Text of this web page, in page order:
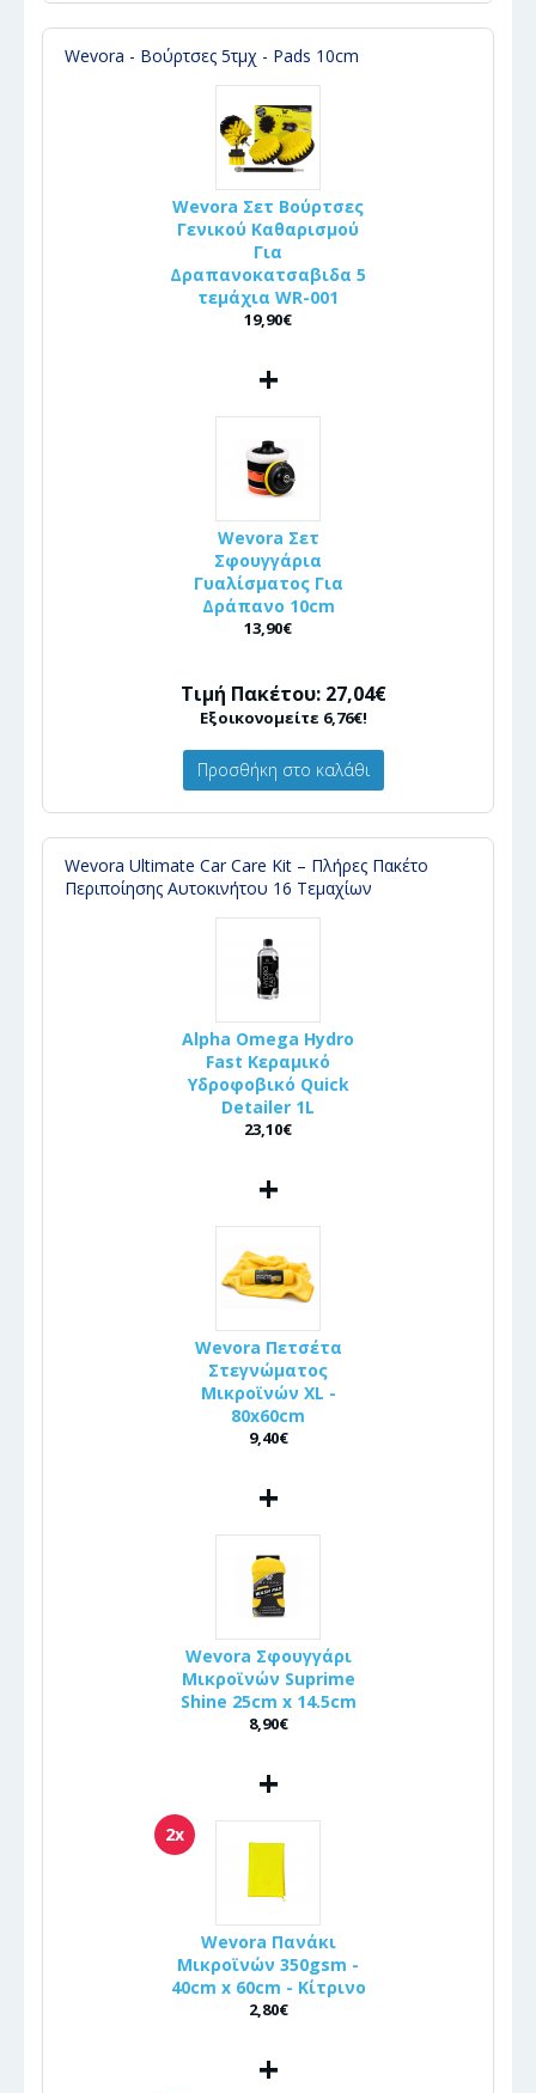
Wevora - Βούρτσες 5τμχ - Pads 10cm
Wevora Σετ Βούρτσες
Γενικού Καθαρισμού
Για
Δραπανοκατσαβιδα 5
τεμάχια WR-001
19,90€
+
Wevora Σετ
Σφουγγάρια
Γυαλίσματος Για
Δράπανο 10cm
13,90€
Τιμή Πακέτου: 27,04€
Εξοικονομείτε 6,76€!
Προσθήκη στο καλάθι
Wevora Ultimate Car Care Kit – Πλήρες Πακέτο
Περιποίησης Αυτοκινήτου 16 Τεμαχίων
Alpha Omega Hydro
Fast Κεραμικό
Υδροφοβικό Quick
Detailer 1L
23,10€
+
Wevora Πετσέτα
Στεγνώματος
Μικροϊνών XL -
80x60cm
9,40€
+
Wevora Σφουγγάρι
Μικροϊνών Suprime
Shine 25cm x 14.5cm
8,90€
+
2x
Wevora Πανάκι
Μικροϊνών 350gsm -
40cm x 60cm - Κίτρινο
2,80€
+